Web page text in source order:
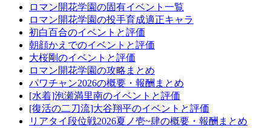
ロマン開花学園の固有イベント一覧
ロマン開花学園の投手育成適正キャラ
初白百合のイベントと評価
朝顔かえでのイベントと評価
大桜剛のイベントと評価
ロマン開花学園の攻略まとめ
パワチャン2026の概要・報酬まとめ
[水着]泡瀬満里南のイベントと評価
[復活の二刀流]大谷翔平のイベントと評価
リアタイ段位戦2026夏ノ壱~肆の概要・報酬まとめ